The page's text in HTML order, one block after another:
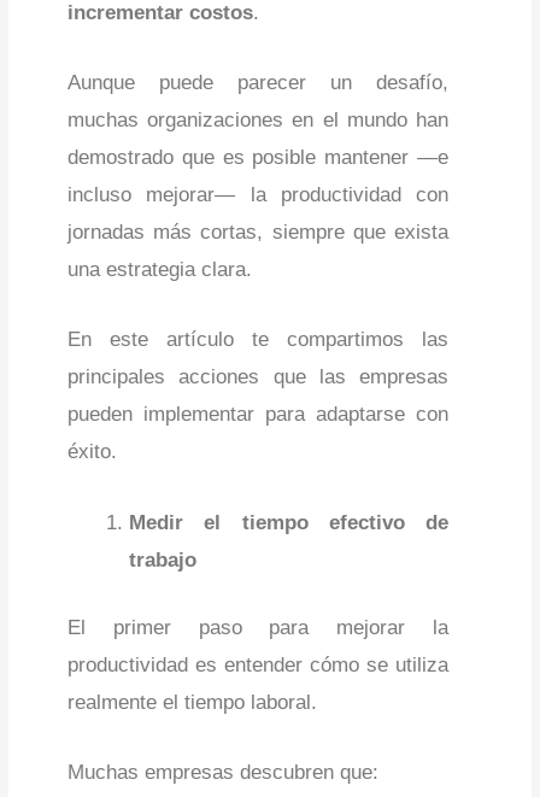
incrementar costos.
Aunque puede parecer un desafío,
muchas organizaciones en el mundo han
demostrado que es posible mantener —e
incluso mejorar— la productividad con
jornadas más cortas, siempre que exista
una estrategia clara.
En este artículo te compartimos las
principales acciones que las empresas
pueden implementar para adaptarse con
éxito.
Medir el tiempo efectivo de
trabajo
El primer paso para mejorar la
productividad es entender cómo se utiliza
realmente el tiempo laboral.
Muchas empresas descubren que: